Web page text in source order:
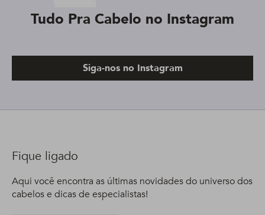
Tudo Pra Cabelo no Instagram
Siga-nos no Instagram
Fique ligado
Aqui você encontra as últimas novidades do universo dos
cabelos e dicas de especialistas!